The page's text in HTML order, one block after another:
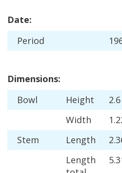
Date:
Period
Dimensions:
Bowl
Height 2.6
Width
1.
Stem
Length 2.
Length
5.